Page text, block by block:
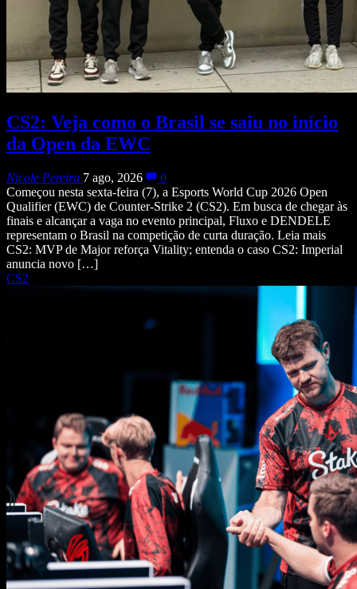
CS2: Veja como o Brasil se saiu no início
da Open da EWC
Nicole Pereira 7 ago, 2026
0
Começou nesta sexta-feira (7), a Esports World Cup 2026 Open
Qualifier (EWC) de Counter-Strike 2 (CS2). Em busca de chegar às
finais e alcançar a vaga no evento principal, Fluxo e DENDELE
representam o Brasil na competição de curta duração. Leia mais
CS2: MVP de Major reforça Vitality; entenda o caso CS2: Imperial
anuncia novo […]
CS2